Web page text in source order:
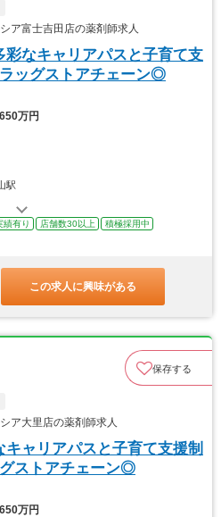
ア富士吉田店の薬剤師求人
彩なキャリアパスと子育て支
ッグストアチェーン◎
万円
駅
績有り 店舗数30以上
積極採用中
この求人に興味がある
保存する
ア大里店の薬剤師求人
キャリアパスと子育て支援制
ストアチェーン◎
万円